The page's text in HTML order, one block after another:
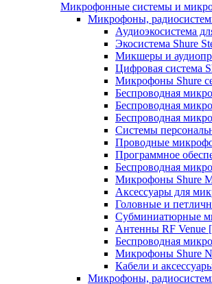
Микрофонные системы и
Микрофоны,
Аудиоэкосистема
Экосистема Shure
Микшеры и
Цифровая система
Микрофоны Shure
Беспроводная
Беспроводная
Беспроводная
Системы
Проводные
Программное
Беспроводная
Микрофоны Shure
Аксессуары для
Головные и
Субминиатюрные
Антенны RF Venue
Беспроводная
Микрофоны Shure
Кабели и
Микрофоны,